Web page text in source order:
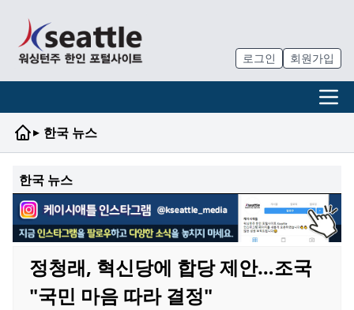
로그인 회원가입
▸ 한국 뉴스
한국 뉴스
정청래, 혁신당에 합당 제안…조국
"국민 마음 따라 결정"